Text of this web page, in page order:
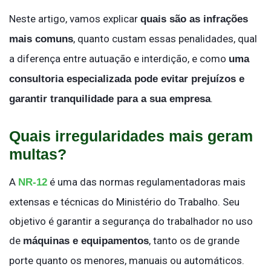
Neste artigo, vamos explicar quais são as infrações
mais comuns, quanto custam essas penalidades, qual
a diferença entre autuação e interdição, e como uma
consultoria especializada pode evitar prejuízos e
garantir tranquilidade para a sua empresa.
Quais irregularidades mais geram
multas?
A NR-12 é uma das normas regulamentadoras mais
extensas e técnicas do Ministério do Trabalho. Seu
objetivo é garantir a segurança do trabalhador no uso
de máquinas e equipamentos, tanto os de grande
porte quanto os menores, manuais ou automáticos.